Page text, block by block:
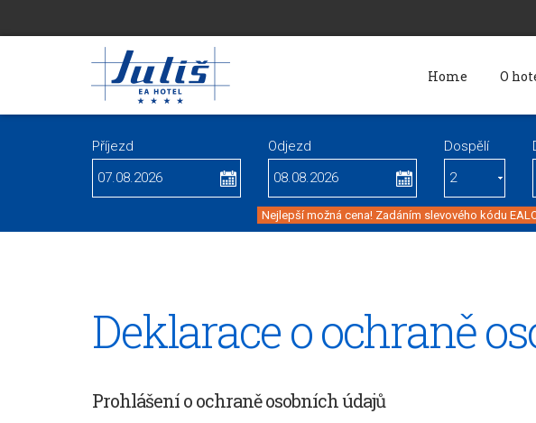
Home O
Příjezd Odjezd Dospělí
Nejlepší možná cena! Zadáním slevového kódu
Deklarace o ochraně
Prohlášení o ochraně osobních údajů